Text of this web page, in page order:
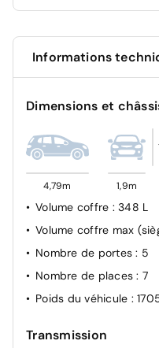
dessus de
Airbags (Frontaux,
Contrôle électronique
Aide au stationnement
Sécurité enfant à
Antiblocage de roues
Régulateur de vitesse
Informations
Dimensions et
4,79m 1,9m
Volume coffre : 348 L
Volume coffre max
Nombre de portes: 5
Nombre de places: 7
Poids du véhicule :
Transmission